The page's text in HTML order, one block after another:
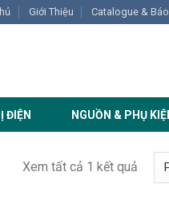
Giới Thiệu Catalogue &
ĐIỆN NGUỒN & PHỤ
Xem tất cả 1 kết quả